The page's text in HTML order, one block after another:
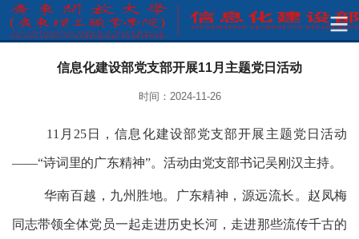
信息化建设部党支部开展11月主题党日活动
时间：2024-11-26
11 月 25日，信息化建设部党支部开展主题党日活动
——“诗词里的广东精神”。活动由党支部书记吴刚汉主持。
华南百越，九州胜地。广东精神，源远流长 。 赵凤梅
同志带领全体党员一起走进历史长河，走进那些流传千古的